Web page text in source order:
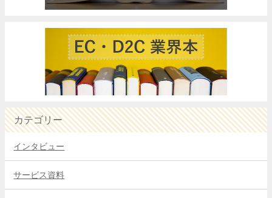
カテゴリー
インタビュー
サービス資料